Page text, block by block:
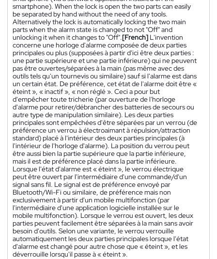
smartphone). When the lock is open the two parts can easily
be separated by hand without the need of any tools.
Alternatively the lock is automatically locking the two main
parts when the alarm state is changed to not "Off" and
unlocking it when it changes to "Off".[French] L'invention
concerne une horloge d'alarme composée de deux parties
principales ou plus (supposées à partir d'ici être deux parties :
une partie supérieure et une partie inférieure) qui ne peuvent
pas être ouvertes/séparées à la main (pas même avec des
outils tels qu'un tournevis ou similaire) sauf si l'alarme est dans
un certain état. De préférence, cet état de l'alarme doit être «
éteint », « inactif », « non réglé ». Ceci a pour but
d'empêcher toute tricherie (par ouverture de l'horloge
d'alarme pour retirer/débrancher des batteries de secours ou
autre type de manipulation similaire). Les deux parties
principales sont empêchées d'être séparées par un verrou (de
préférence un verrou à électroaimant à répulsion/attraction
standard) placé à l'intérieur des deux parties principales (à
l'intérieur de l'horloge d'alarme). La position du verrou peut
être aussi bien la partie supérieure que la partie inférieure,
mais il est de préférence placé dans la partie inférieure.
Lorsque l'état d'alarme est « éteint », le verrou électrique
peut être ouvert par l'intermédiaire d'une commande/d'un
signal sans fil. Le signal est de préférence envoyé par
Bluetooth/Wi-Fi ou similaire, de préférence mais non
exclusivement à partir d'un mobile multifonction (par
l'intermédiaire d'une application logicielle installée sur le
mobile multifonction). Lorsque le verrou est ouvert, les deux
parties peuvent facilement être séparées à la main sans avoir
besoin d'outils. Selon une variante, le verrou verrouille
automatiquement les deux parties principales lorsque l'état
d'alarme est changé pour autre chose que « éteint », et les
déverrouille lorsqu'il passe à « éteint ».